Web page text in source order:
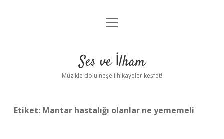
Anasayfa
Yasal Uyarı
menüyü
Ses ve İlham
Müzikle dolu neşeli hikayeler keşfet!
Etiket: Mantar hastalığı olanlar ne yememeli